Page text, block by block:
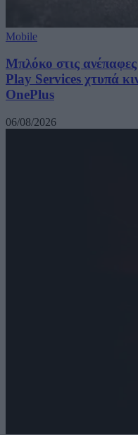
Mobile
Μπλόκο στις
Play Services χτυπά
OnePlus
06/08/2026